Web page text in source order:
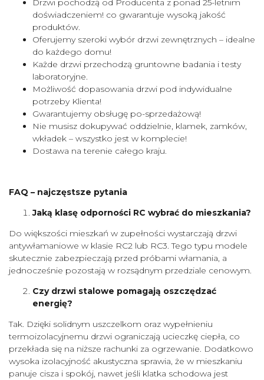
Drzwi pochodzą od Producenta z ponad 25-letnim
doświadczeniem! co gwarantuje wysoką jakość
produktów.
Oferujemy szeroki wybór drzwi zewnętrznych – idealne
do każdego domu!
Każde drzwi przechodzą gruntowne badania i testy
laboratoryjne.
Możliwość dopasowania drzwi pod indywidualne
potrzeby Klienta!
Gwarantujemy obsługę po-sprzedażową!
Nie musisz dokupywać oddzielnie, klamek, zamków,
wkładek – wszystko jest w komplecie!
Dostawa na terenie całego kraju.
FAQ – najczęstsze pytania
Jaką klasę odporności RC wybrać do mieszkania?
Do większości mieszkań w zupełności wystarczają drzwi
antywłamaniowe w klasie RC2 lub RC3. Tego typu modele
skutecznie zabezpieczają przed próbami włamania, a
jednocześnie pozostają w rozsądnym przedziale cenowym.
Czy drzwi stalowe pomagają oszczędzać
energię?
Tak. Dzięki solidnym uszczelkom oraz wypełnieniu
termoizolacyjnemu drzwi ograniczają ucieczkę ciepła, co
przekłada się na niższe rachunki za ogrzewanie. Dodatkowo
wysoka izolacyjność akustyczna sprawia, że w mieszkaniu
panuje cisza i spokój, nawet jeśli klatka schodowa jest